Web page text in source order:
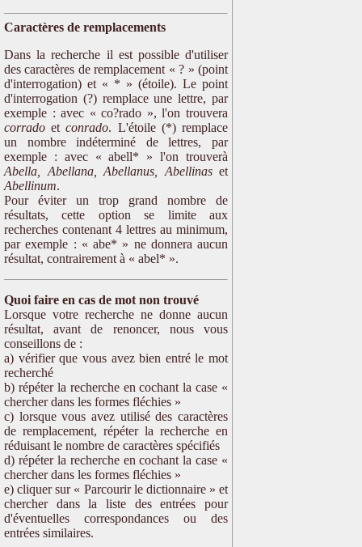
Caractères de remplacements
Dans la recherche il est possible d'utiliser
des caractères de remplacement « ? » (point
d'interrogation) et « * » (étoile). Le point
d'interrogation (?) remplace une lettre, par
exemple : avec « co?rado », l'on trouvera
corrado etconrado. L'étoile (*) remplace
un nombre indéterminé de lettres, par
exemple : avec « abell* » l'on trouverà
Abella, Abellana, Abellanus, Abellinaset
Abellinum.
Pour éviter un trop grand nombre de
résultats, cette option se limite aux
recherches contenant 4 lettres au minimum,
par exemple : « abe* » ne donnera aucun
résultat, contrairement à « abel* ».
Quoi faire en cas de mot non trouvé
Lorsque votre recherche ne donne aucun
résultat, avant de renoncer, nous vous
conseillons de :
a) vérifier que vous avez bien entré le mot
recherché
b) répéter la recherche en cochant la case «
chercher dans les formes fléchies »
c) lorsque vous avez utilisé des caractères
de remplacement, répéter la recherche en
réduisant le nombre de caractères spécifiés
d) répéter la recherche en cochant la case «
chercher dans les formes fléchies »
e) cliquer sur « Parcourir le dictionnaire » et
chercher dans la liste des entrées pour
d'éventuelles correspondances ou des
entrées similaires.